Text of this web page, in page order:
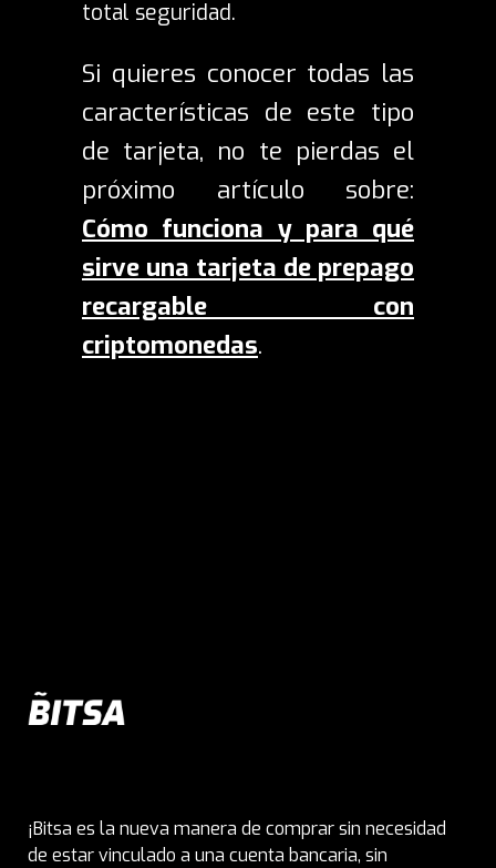
total seguridad.
Si quieres conocer todas las
características de este tipo
de tarjeta, no te pierdas el
próximo artículo sobre:
Cómo funciona y para qué
sirve una tarjeta de prepago
recargable con
criptomonedas.
¡Bitsa es la nueva manera de comprar sin necesidad
de estar vinculado a una cuenta bancaria, sin